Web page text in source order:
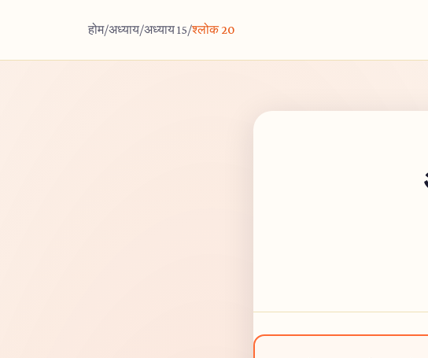
होम/अध्याय/अध्याय 15/श्लोक 20